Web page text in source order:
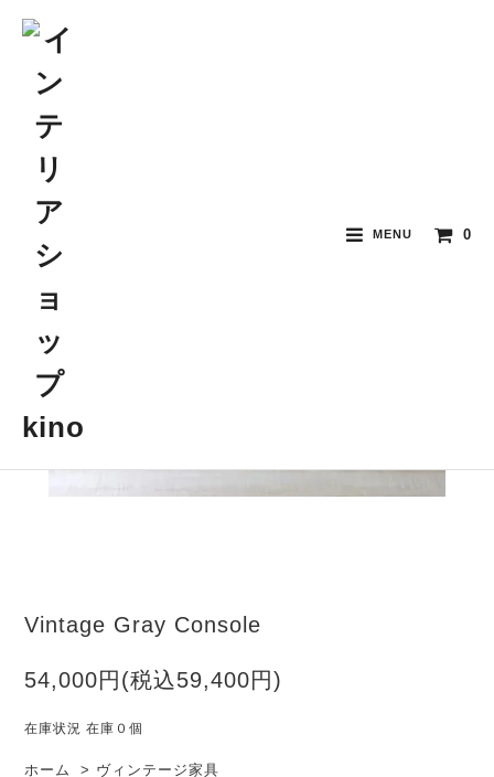
MENU 0
Vintage Gray Console
54,000円(税込59,400円)
在庫状況 在庫０個
ホーム > ヴィンテージ家具